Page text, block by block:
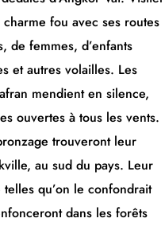
fou avec ses routes
de femmes, d’enfants
et autres volailles. Les
mendient en silence,
ouvertes à tous les vents.
trouveront leur
au sud du pays. Leur
telles qu’on le confondrait
dans les forêts